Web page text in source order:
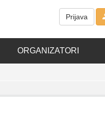
Prijava
ORGANIZATORI